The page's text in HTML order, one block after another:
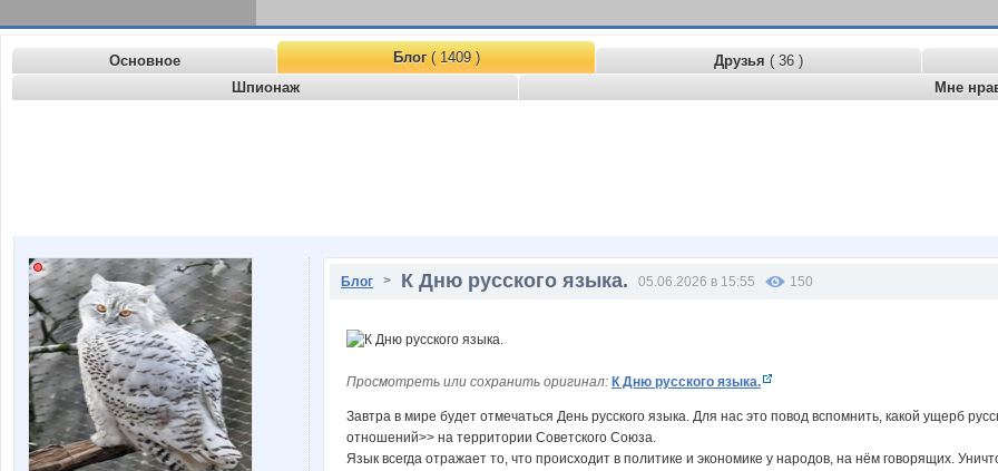
Основное Блог( 1409 ) Друзья ( 36 )
Шпионаж
Мне
Блог > К Дню русского языка. 05.06.2026 в 15:55 150
Просмотреть или сохранить оригинал: К Дню русского языка.
Завтра в мире будет отмечаться День русского языка. Для нас это повод вспомнить, какой ущерб
отношений>> на территории Советского Союза.
Язык всегда отражает то, что происходит в политике и экономике у народов, на нём говорящих.